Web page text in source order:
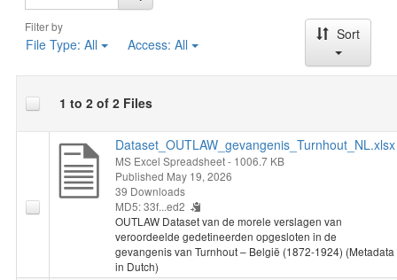
Les résultats ont été rendus possibles grâce à la contribution de
dizaines de bénévoles des Archives de l'État, d'Erfgoedcel
Dijk92, d'Erfgoedcel Noorderkempen et du Gevangenismuseum
Merksplas. (2026-05-15)
Filter by
File Type: All Access: All
Sort
1 to 2 of 2 Files
Dataset_OUTLAW_gevangenis_Turnhout_NL.xlsx
MS Excel Spreadsheet- 1006.7 KB
Published May 19, 2026
39 Downloads
MD5: 33f...ed2
OUTLAW Dataset van de morele verslagen van
veroordeelde gedetineerden opgesloten in de
gevangenis van Turnhout – België (1872-1924) (Metadata
in Dutch)